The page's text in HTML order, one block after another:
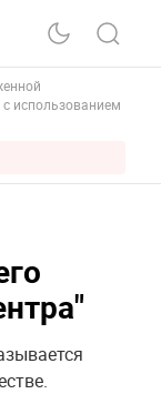
с использованием